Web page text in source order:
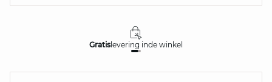
Gratislevering inde winkel